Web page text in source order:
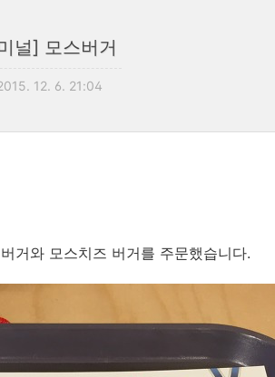
널] 모스버거
12. 6. 21:04
거와 모스치즈 버거를 주문했습니다.